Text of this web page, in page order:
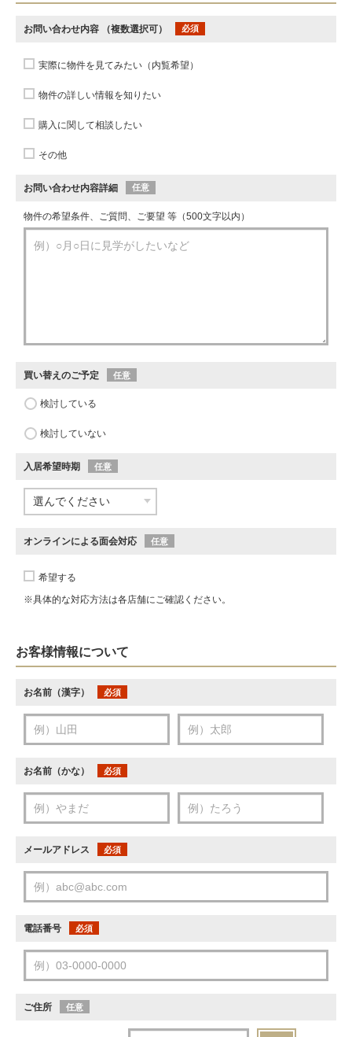
お問い合わせ内容 （複数選択可） 必須
実際に物件を見てみたい（内覧希望）
物件の詳しい情報を知りたい
購入に関して相談したい
その他
お問い合わせ内容詳細 任意
物件の希望条件、ご質問、ご要望 等（500文字以内）
買い替えのご予定 任意
検討している
検討していない
入居希望時期 任意
オンラインによる面会対応 任意
希望する
※具体的な対応方法は各店舗にご確認ください。
お客様情報について
お名前（漢字） 必須
お名前（かな） 必須
メールアドレス 必須
電話番号 必須
ご住所 任意